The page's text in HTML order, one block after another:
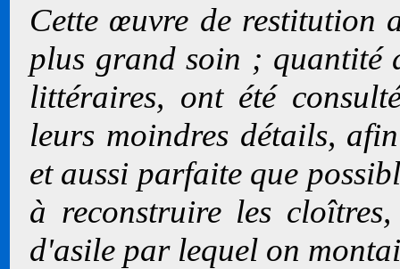
Cette œuvre de restitution
plus grand soin ; quantité
littéraires, ont été
leurs moindres détails,
et aussi parfaite que
à reconstruire les
d'asile par lequel on